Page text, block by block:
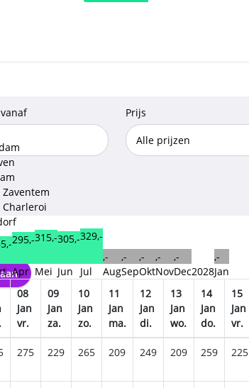
Charleroi
Prijs
295,-
Apr
315,-
Mei
305,-
Jun
329,-
Jul
,-
Aug
,-
Sep
,-
Okt
,-
Nov
,-
Dec2028
,-
Jan
08
Jan
vr.
09
Jan
za.
10
Jan
zo.
11
Jan
ma.
12
Jan
di.
13
Jan
wo.
14
Jan
do.
15
Jan
vr.
275 229 265 209 249 209 259 225